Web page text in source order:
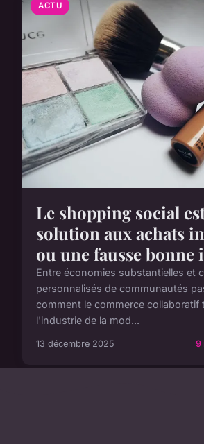
ACTU
Le shopping social
solution aux achats
ou une fausse bonne
Entre économies substantielles et
personnalisés de communautés
comment le commerce collaboratif
l'industrie de la mod...
13 décembre 2025 9